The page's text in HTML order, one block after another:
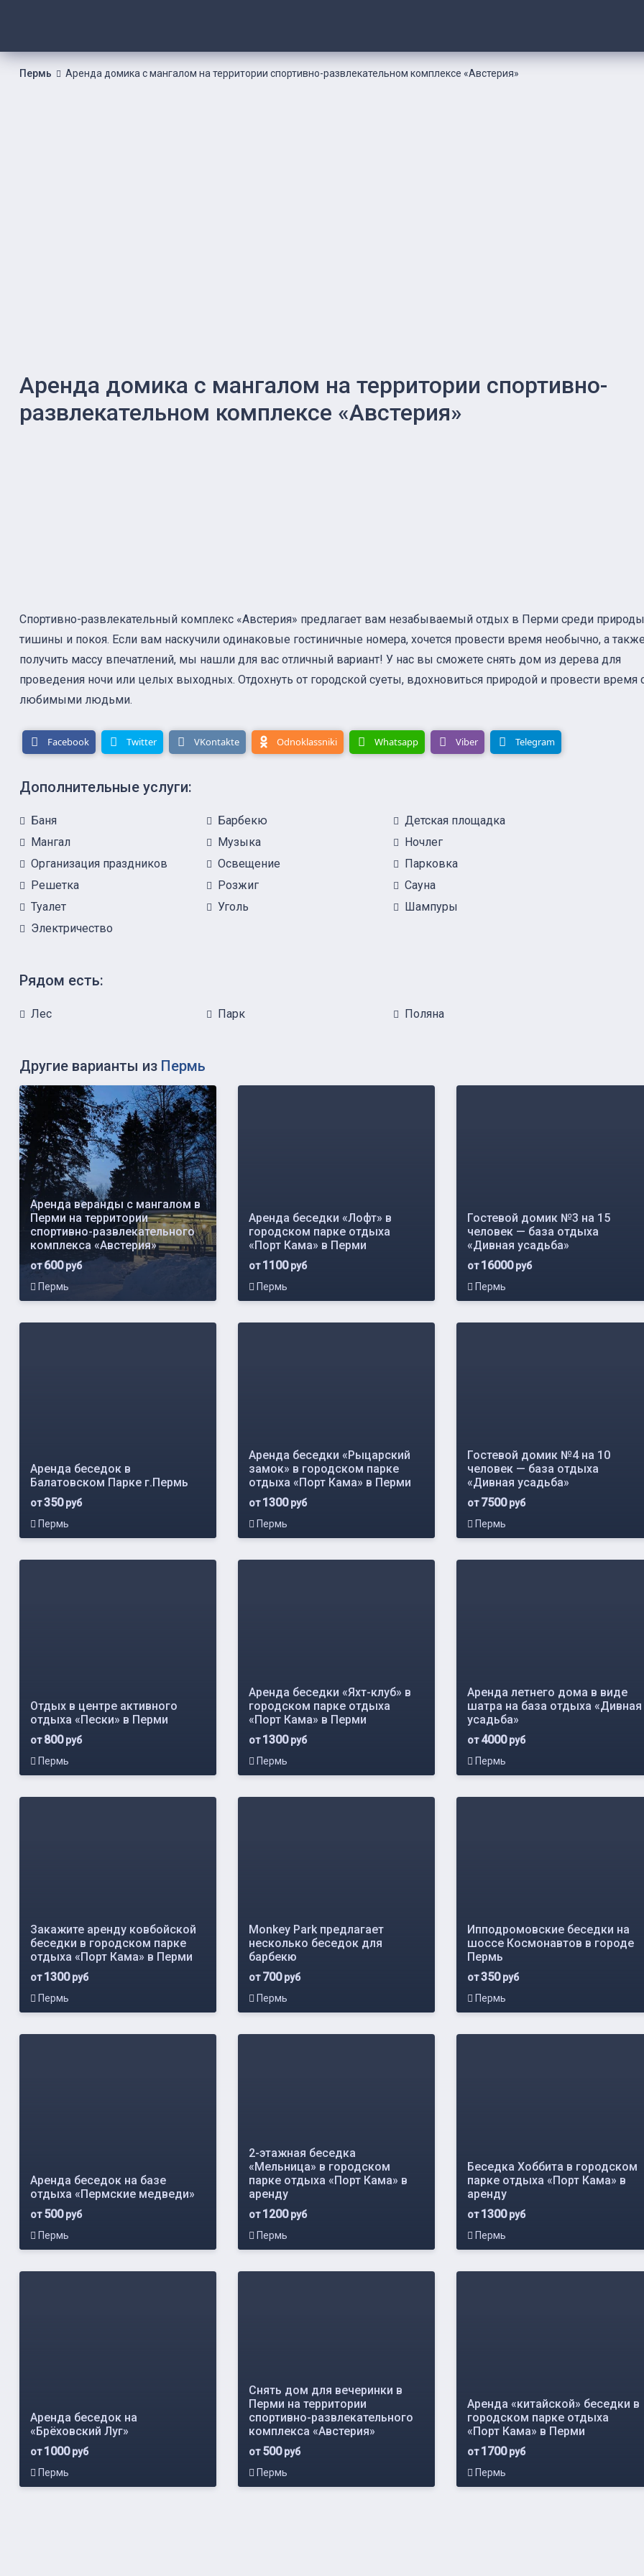
Пермь Аренда домика с мангалом на территории спортивно-развлекательном комплексе «Австерия»
Аренда домика с мангалом на территории спортивно-
развлекательном комплексе «Австерия»
Спортивно-развлекательный комплекс «Австерия» предлагает вам незабываемый отдых в Перми среди
тишины и покоя. Если вам наскучили одинаковые гостиничные номера, хочется провести время необычно, а
получить массу впечатлений, мы нашли для вас отличный вариант! У нас вы сможете снять дом из дерева для
проведения ночи или целых выходных. Отдохнуть от городской суеты, вдохновиться природой и провести время
любимыми людьми.
Facebook Twitter VKontakte Odnoklassniki Whatsapp Viber Telegram
Дополнительные услуги:
Баня Барбекю
Детская площадка
Мангал
Музыка
Ночлег
Организация праздников
Освещение
Парковка
Решетка
Розжиг
Сауна
Туалет
Уголь
Шампуры
Электричество
Рядом есть:
Лес Парк Поляна
Другие варианты из Пермь
Аренда веранды с мангалом в
Перми на территории
спортивно-развлекательного
комплекса «Австерия»
от600руб
Пермь
Аренда беседки «Лофт» в
городском парке отдыха
«Порт Кама» в Перми
от1100руб
Пермь
Гостевой домик №3 на 15
человек — база отдыха
«Дивная усадьба»
от16000руб
Пермь
Аренда беседок в
Балатовском Парке г.Пермь
от350руб
Пермь
Аренда беседки «Рыцарский
замок» в городском парке
отдыха «Порт Кама» в Перми
от1300руб
Пермь
Гостевой домик №4 на 10
человек — база отдыха
«Дивная усадьба»
от7500руб
Пермь
Отдых в центре активного
отдыха «Пески» в Перми
от800руб
Пермь
Аренда беседки «Яхт-клуб» в
городском парке отдыха
«Порт Кама» в Перми
от1300руб
Пермь
Аренда летнего дома в виде
шатра на база отдыха «Дивная
усадьба»
от4000руб
Пермь
Закажите аренду ковбойской
беседки в городском парке
отдыха «Порт Кама» в Перми
от1300руб
Пермь
Monkey Park предлагает
несколько беседок для
барбекю
от700руб
Пермь
Ипподромовские беседки на
шоссе Космонавтов в городе
Пермь
от350руб
Пермь
Аренда беседок на базе
отдыха «Пермские медведи»
от500руб
Пермь
2-этажная беседка
«Мельница» в городском
парке отдыха «Порт Кама» в
аренду
от1200руб
Пермь
Беседка Хоббита в городском
парке отдыха «Порт Кама» в
аренду
от1300руб
Пермь
Аренда беседок на
«Брёховский Луг»
от1000руб
Пермь
Снять дом для вечеринки в
Перми на территории
спортивно-развлекательного
комплекса «Австерия»
от500руб
Пермь
Аренда «китайской» беседки в
городском парке отдыха
«Порт Кама» в Перми
от1700руб
Пермь